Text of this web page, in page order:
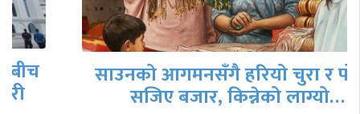
साउनको आगमनसँगै हरियो चुरा र पोतेले
सजिए बजार, किन्नेको लाग्यो…